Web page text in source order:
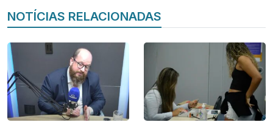
NOTÍCIAS RELACIONADAS